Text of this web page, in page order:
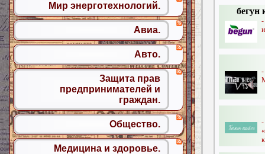
бегун
-
Мир энерготехнологий.
Авиа.
Авто.
Защита прав
предпринимателей и
граждан.
Общество.
Медицина и здоровье.